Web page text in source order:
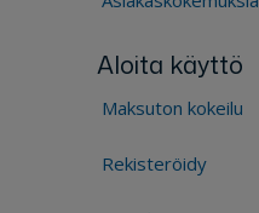
Aloita käyttö
Maksuton kokeilu
Rekisteröidy